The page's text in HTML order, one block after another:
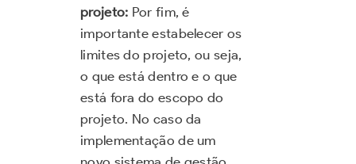
projeto: Por fim, é
importante estabelecer os
limites do projeto, ou seja,
o que está dentro e o que
está fora do escopo do
projeto. No caso da
implementação de um